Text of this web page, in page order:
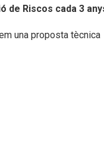
de Riscos cada 3
una proposta tècnica